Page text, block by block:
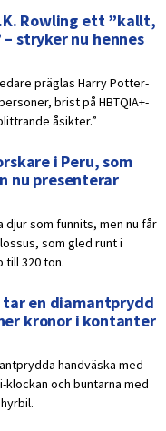
Rowling ett ”kallt,
stryker nu hennes
präglas Harry Potter-
brist på HBTQIA+-
åsikter.”
i Peru, som
nu presenterar
som funnits, men nu får
som gled runt i
till 320 ton.
en diamantprydd
kronor i kontanter
handväska med
och buntarna med